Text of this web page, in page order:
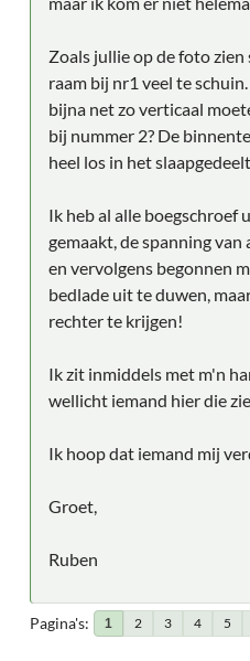
Zoals jullie op de foto
raam bij nr1 veel te
bijna net zo verticaal
bij nummer 2? De
heel los in het
Ik heb al alle boegschroef
gemaakt, de spanning
en vervolgens begonnen
bedlade uit te duwen,
rechter te krijgen!
Ik zit inmiddels met m'n
wellicht iemand hier die
Ik hoop dat iemand mij
Groet,
Ruben
Pagina's 1 2 3 4 5